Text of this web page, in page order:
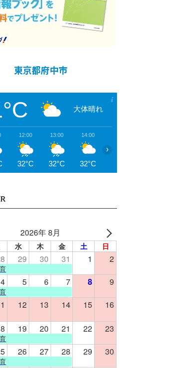
東京都府中市
大体晴れ
12:00
32°C
13:00
32°C
14:00
32°C
›
2026年 8月
水 木 金 土 日
29 30 31 1 2
4 5 6 7 8 9
12 13 14 15 16
19 20 21 22 23
26 27 28 29 30